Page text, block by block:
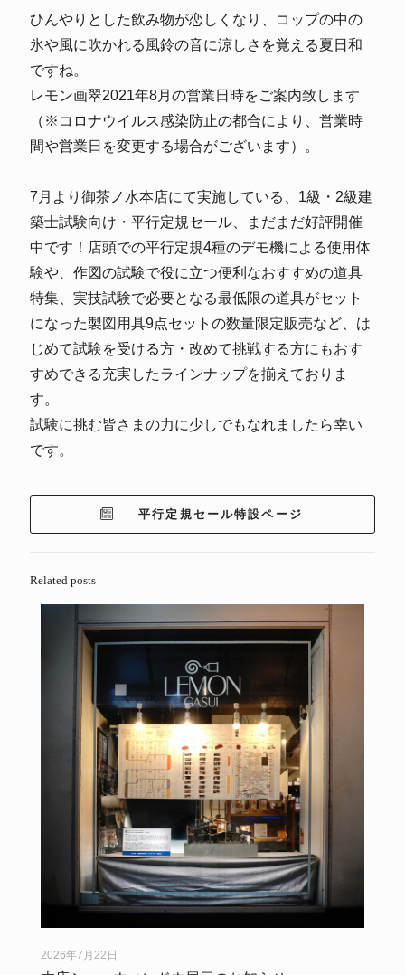
ひんやりとした飲み物が恋しくなり、コップの中の
氷や風に吹かれる風鈴の音に涼しさを覚える夏日和
ですね。
レモン画翠2021年8月の営業日時をご案内致します
（※コロナウイルス感染防止の都合により、営業時
間や営業日を変更する場合がございます）。
7月より御茶ノ水本店にて実施している、1級・2級建
築士試験向け・平行定規セール、まだまだ好評開催
中です！店頭での平行定規4種のデモ機による使用体
験や、作図の試験で役に立つ便利なおすすめの道具
特集、実技試験で必要となる最低限の道具がセット
になった製図用具9点セットの数量限定販売など、は
じめて試験を受ける方・改めて挑戦する方にもおす
すめできる充実したラインナップを揃えておりま
す。
試験に挑む皆さまの力に少しでもなれましたら幸い
です。
平行定規セール特設ページ
Related posts
2026年7月22日